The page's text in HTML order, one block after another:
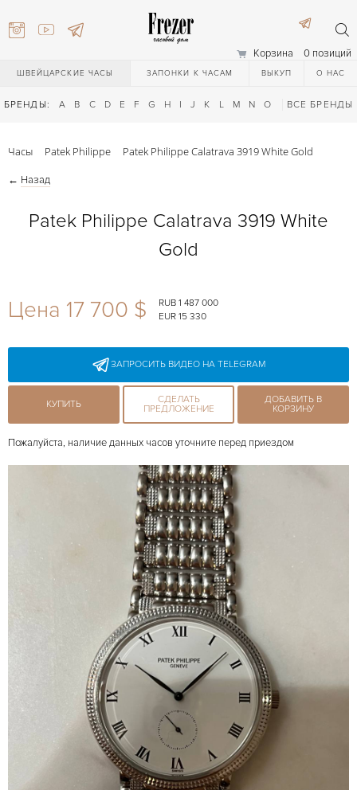
Корзина 0 позиций
ШВЕЙЦАРСКИЕ ЧАСЫ ЗАПОНКИ К ЧАСАМ ВЫКУП О НАС
БРЕНДЫ: A B C D E F G H I J K L M N O Q R S T
ВСЕ БРЕНДЫ
27-44
Часы Patek Philippe Patek Philippe Calatrava 3919 White Gold
← Назад
Patek Philippe Calatrava 3919 White
Gold
Цена 17 700 $
RUB 1 487 000
EUR 15 330
ЗАПРОСИТЬ ВИДЕО НА TELEGRAM
КУПИТЬ
СДЕЛАТЬ
ПРЕДЛОЖЕНИЕ
ДОБАВИТЬ В
КОРЗИНУ
Пожалуйста, наличие данных часов уточните перед приездом